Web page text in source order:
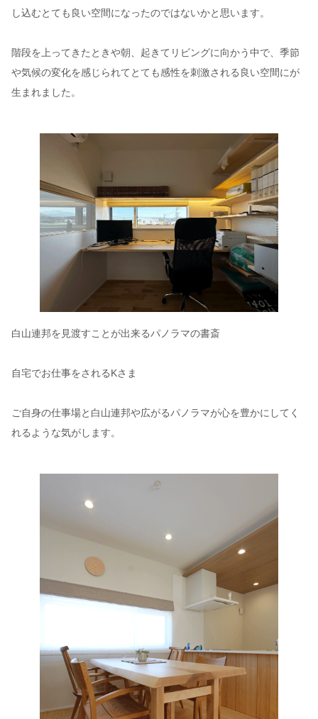
し込むとても良い空間になったのではないかと思います。
階段を上ってきたときや朝、起きてリビングに向かう中で、季節
や気候の変化を感じられてとても感性を刺激される良い空間にが
生まれました。
白山連邦を見渡すことが出来るパノラマの書斎
自宅でお仕事をされるKさま
ご自身の仕事場と白山連邦や広がるパノラマが心を豊かにしてく
れるような気がします。